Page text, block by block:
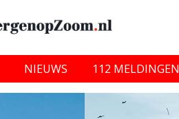
NIEUWS 112 MELDINGEN